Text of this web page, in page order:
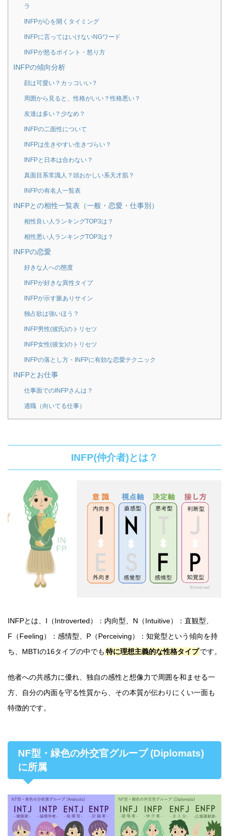
ラ
INFPが心を開くタイミング
INFPに言ってはいけないNGワード
INFPが怒るポイント・怒り方
INFPの傾向分析
顔は可愛い？カッコいい？
周囲から見ると、性格がいい？性格悪い？
友達は多い？少なめ？
INFPの二面性について
INFPは生きやすい生きづらい？
INFPと日本は合わない？
真面目系常識人？頭おかしい系天才肌？
INFPの有名人一覧表
INFPとの相性一覧表（一般・恋愛・仕事別）
相性良い人ランキングTOP3は？
相性悪い人ランキングTOP3は？
INFPの恋愛
好きな人への態度
INFPが好きな異性タイプ
INFPが示す脈ありサイン
独占欲は強いほう？
INFP男性(彼氏)のトリセツ
INFP女性(彼女)のトリセツ
INFPの落とし方・INFPに有効な恋愛テクニック
INFPとお仕事
仕事面でのINFPさんは？
適職（向いてる仕事）
INFP(仲介者)とは？
INFPとは、I（Introverted）：内向型、N（Intuitive）：直観型、
F（Feeling）：感情型、P（Perceiving）：知覚型という傾向を持
ち、MBTIの16タイプの中でも 特に理想主義的な性格タイプです。
他者への共感力に優れ、独自の感性と想像力で周囲を和ませる一
方、自分の内面を守る性質から、その本質が伝わりにくい一面も
特徴的です。
NF型・緑色の外交官グループ (Diplomats)
に所属